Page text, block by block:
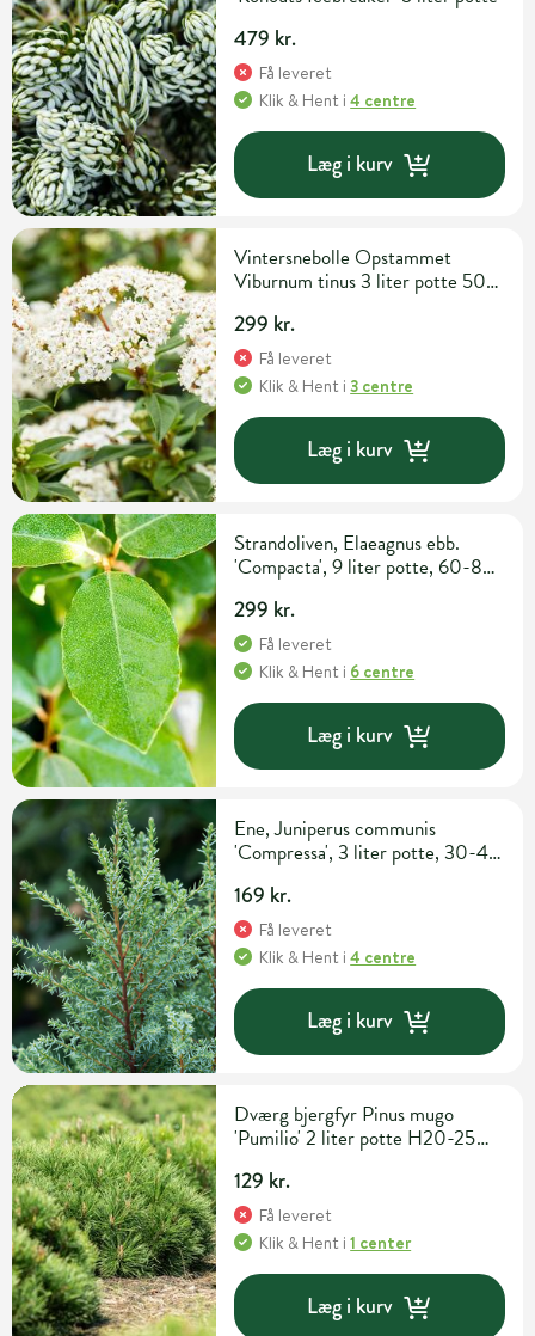
479 kr.
Få leveret
Klik & Hent i4 centre
Læg i kurv
Vintersnebolle Opstammet
Viburnum tinus 3 liter potte 50
299 kr.
Få leveret
Klik & Hent i3 centre
Læg i kurv
Strandoliven, Elaeagnus ebb.
'Compacta', 9 liter potte, 60-80
299 kr.
Få leveret
Klik & Hent i 6 centre
Læg i kurv
Ene, Juniperus communis
'Compressa', 3 liter potte, 30-40
169 kr.
Få leveret
Klik & Hent i4 centre
Læg i kurv
Dværg bjergfyr Pinus mugo
'Pumilio' 2 liter potte H20-25
129 kr.
Få leveret
Klik & Hent i1 center
Læg i kurv